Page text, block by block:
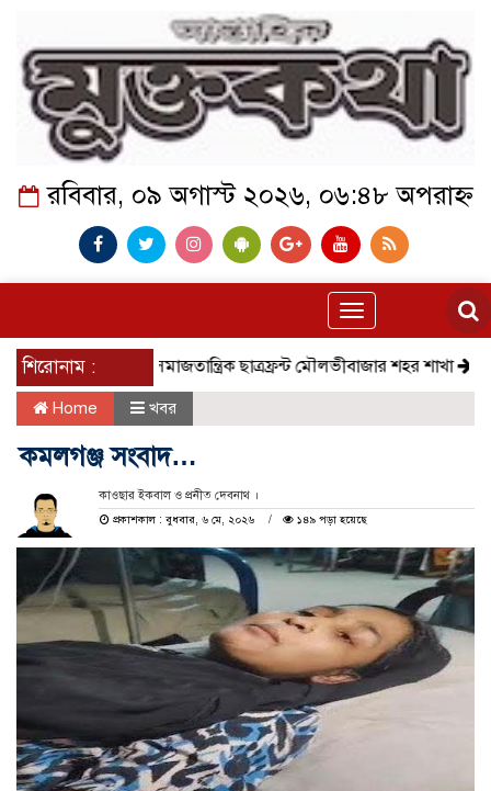
রবিবার, ০৯ অগাস্ট ২০২৬, ০৬:৪৮ অপরাহ্ন
Toggle
navigation
শিরোনাম :সমাজতান্ত্রিক ছাত্রফ্রন্ট মৌলভীবাজার শহর শাখা কেমন আছে
Home খবর
কমলগঞ্জ সংবাদ…
কাওছার ইকবাল ও প্রনীত দেবনাথ ।
প্রকাশকাল : বুধবার, ৬ মে, ২০২৬
১৪৯ পড়া হয়েছে